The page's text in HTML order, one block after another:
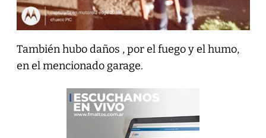
También hubo daños , por el fuego y el humo,
en el mencionado garage.